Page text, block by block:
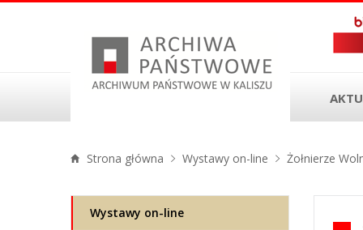
Strona główna Wystawy on-line Żołnierze
Wystawy on-line